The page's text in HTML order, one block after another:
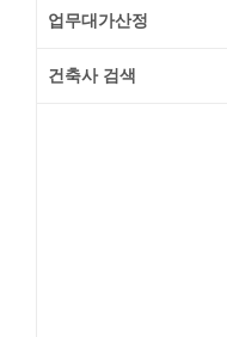
업무대가산정
건축사 검색